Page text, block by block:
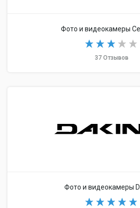
Фото и видеокамеры
37 Отзывов
Фото и видеокамеры